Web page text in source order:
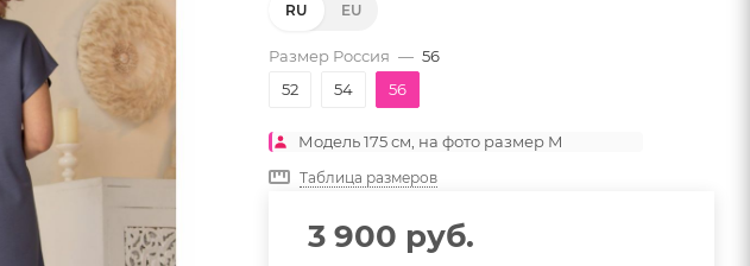
RU EU
Размер Россия — 56
52
54 56
Модель 175 см, на фото размер M
Таблица размеров
3 900 руб.